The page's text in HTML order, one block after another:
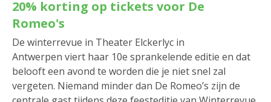
20% korting op tickets voor De
Romeo's
De winterrevue in Theater Elckerlyc in
Antwerpen viert haar 10e sprankelende editie en dat
belooft een avond te worden die je niet snel zal
vergeten. Niemand minder dan De Romeo’s zijn de